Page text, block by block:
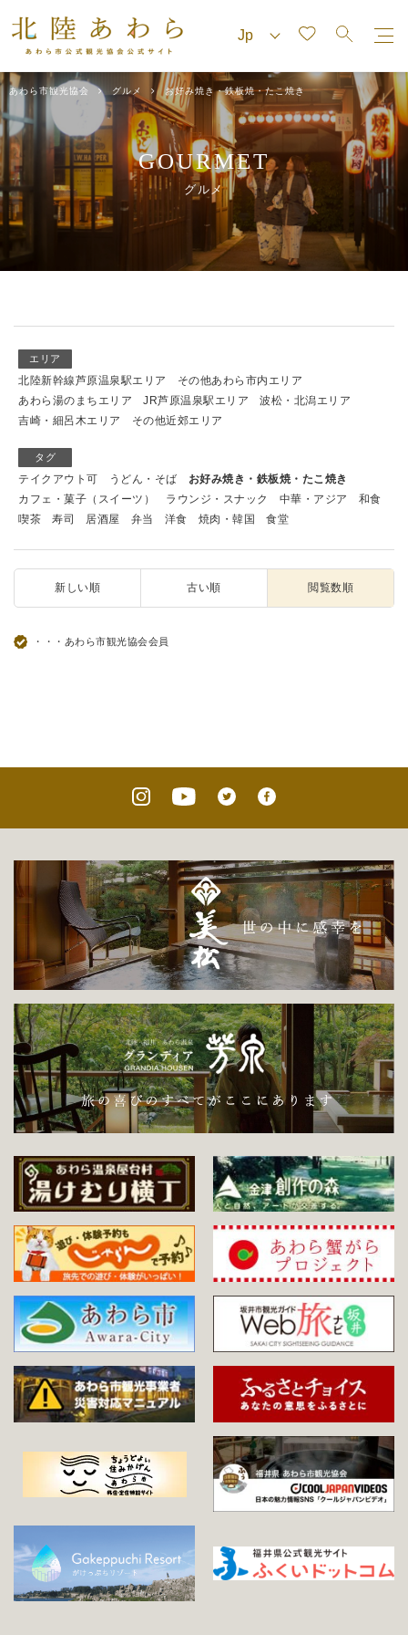
あわら市観光協会 グルメ お好み焼き・鉄板焼・たこ焼き
GOURMET
グルメ
エリア
北陸新幹線芦原温泉駅エリア
その他あわら市内エリア
あわら湯のまちエリア
JR芦原温泉駅エリア
波松・北潟エリア
吉崎・細呂木エリア
その他近郊エリア
タグ
テイクアウト可 うどん・そば
お好み焼き・鉄板焼・たこ焼き
カフェ・菓子（スイーツ）
ラウンジ・スナック 中華・アジア
和食
喫茶
寿司 居酒屋 弁当 洋食 焼肉・韓国 食堂
新しい順 古い順 閲覧数順
・・・あわら市観光協会会員